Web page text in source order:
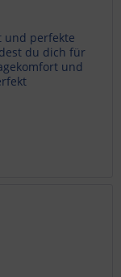
und perfekte
du dich für
und